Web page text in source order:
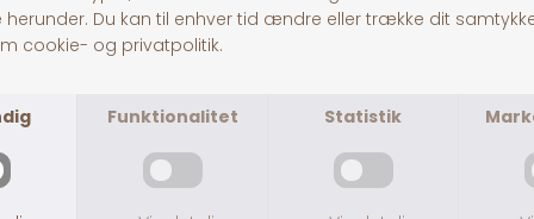
Catago Insekt Maske
Fluepandebånd
DKK 49,00